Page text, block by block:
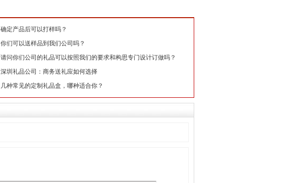
确定产品后可以打样吗？
你们可以送样品到我们公司吗？
请问你们公司的礼品可以按照我们的要求和构思专门设计订做吗？
深圳礼品公司：商务送礼应如何选择
几种常见的定制礼品盒，哪种适合你？